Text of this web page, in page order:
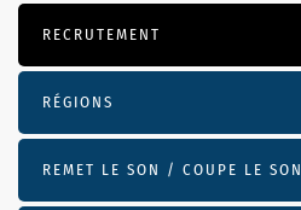
RECRUTEMENT
RÉGIONS
REMET LE SON / COUPE LE SON